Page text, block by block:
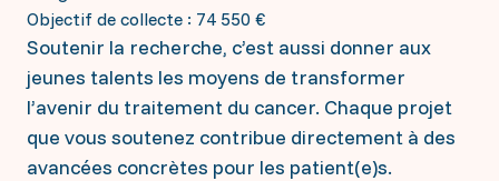
Création d’une plateforme d’épigénétique
Accompagnement des jeunes patient(e)s
Inst'Aja
Le soutien aux jeunes chercheurs 2025
Sac 1ère cure
Je deviens bénévole
J'organise un événement
Soutenir la recherche, c’est aussi donner aux
jeunes talents les moyens de transformer
l’avenir du traitement du cancer. Chaque projet
que vous soutenez contribue directement à des
avancées concrètes pour les patient(e)s.
Objectif de collecte : 74 550 €